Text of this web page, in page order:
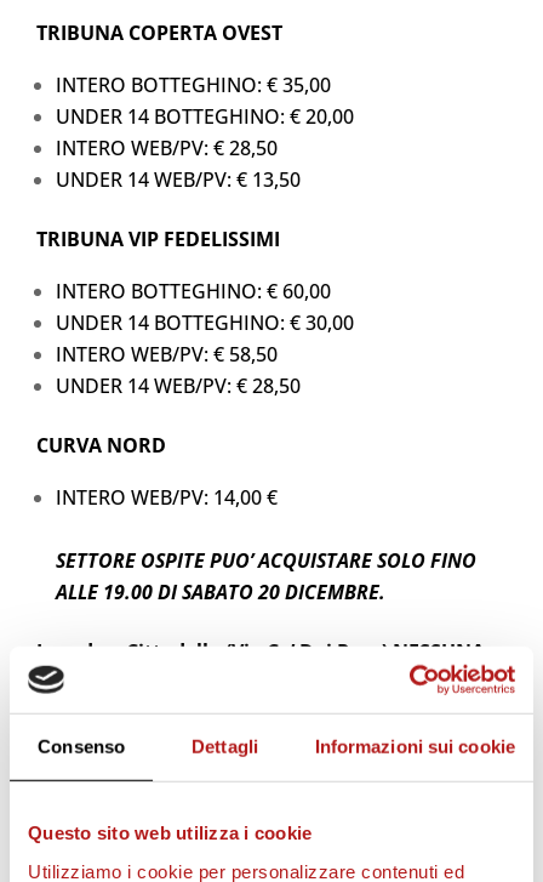
Consenso Dettagli Informazioni sui cookie
Questo sito web utilizza i cookie
Utilizziamo i cookie per personalizzare contenuti ed
TRIBUNA COPERTA OVEST
INTERO BOTTEGHINO: € 35,00
UNDER 14 BOTTEGHINO: € 20,00
INTERO WEB/PV: € 28,50
UNDER 14 WEB/PV: € 13,50
TRIBUNA VIP FEDELISSIMI
INTERO BOTTEGHINO: € 60,00
UNDER 14 BOTTEGHINO: € 30,00
INTERO WEB/PV: € 58,50
UNDER 14 WEB/PV: € 28,50
CURVA NORD
INTERO WEB/PV: 14,00 €
SETTORE OSPITE PUO’ ACQUISTARE SOLO FINO
ALLE 19.00 DI SABATO 20 DICEMBRE.
In sede a Cittadella (Via Ca’ Dai Pase) NESSUNA
VENDITA o PRENOTAZIONE.
Per bambini sotto i 3 anni
non è necessario
STADIO PIER CESARE TOMBOLATO
REGOLAMENTO USO STADIO